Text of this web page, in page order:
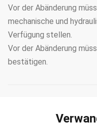
Vor der Abänderung
mechanische und
Verfügung stellen.
Vor der Abänderung
bestätigen.